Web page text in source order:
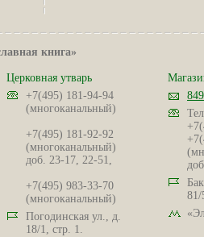
книга»
Церковная утварь
+7(495) 181-94-94
(многоканальный)
+7(495) 181-92-92
(многоканальный)
доб. 23-17, 22-51,
+7(495) 983-33-70
(многоканальный)
Погодинская ул., д.
18/1, стр. 1.
81/